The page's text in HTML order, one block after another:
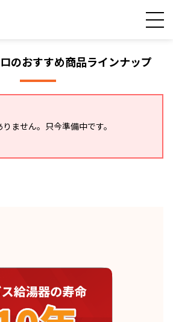
のおすすめ商品ラインナップ
ません。只今準備中です。